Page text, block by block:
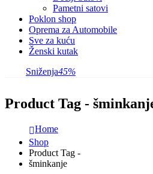
Pametni satovi
Poklon shop
Oprema za Automobile
Sve za kuću
Ženski kutak
Sniženja45%
Product Tag -
Home
Shop
Product Tag -
šminkanje